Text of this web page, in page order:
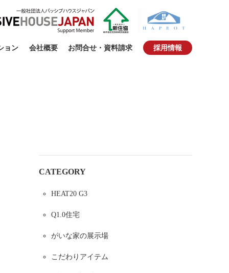
ョン 会社概要 お問合せ・資料請求 採用情報
CATEGORY
HEAT20 G3
Q1.0住宅
がいな家の展示場
こだわりアイテム